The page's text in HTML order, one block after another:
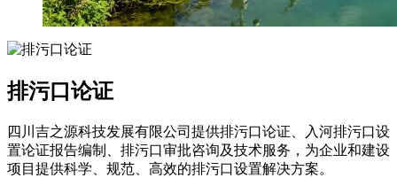
排污口论证
四川吉之源科技发展有限公司提供排污口论证、入河排污口设
置论证报告编制、排污口审批咨询及技术服务，为企业和建设
项目提供科学、规范、高效的排污口设置解决方案。